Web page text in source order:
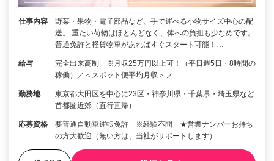
仕事内容
野菜・果物・電子部品など、手で運べる小物サイズ中心の配
送。 重たい荷物はほとんどなく、体への負担も少なめです。
普通免許と軽貨物車があればすぐスタート可能！…
給与
完全出来高制 ※月収25万円以上可！（平日週5日・8時間の
稼働）／＜スポット便平均月収＞フ…
勤務地
東京都大田区を中心に23区・神奈川県・千葉県・埼玉県など
首都圏近郊（直行直帰）
応募資格
要普通自動車運転免許 ※経験不問 ★営業ナンバーお持ち
の方大歓迎（無い方は、当社がサポートします）